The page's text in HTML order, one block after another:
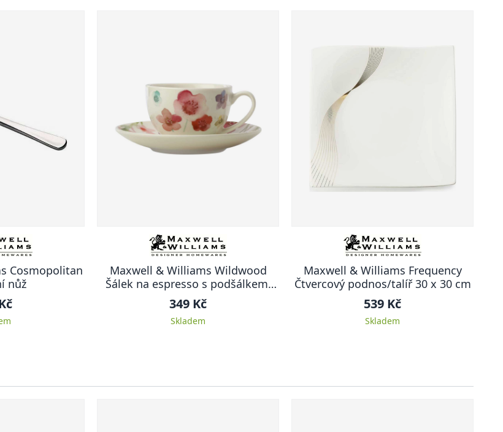
Cosmopolitan
nůž
Maxwell & Williams Wildwood
Šálek na espresso s podšálkem,
100 ml
349 Kč
Skladem
Maxwell & Williams Frequency
Čtvercový podnos/talíř 30 x 30 cm
539 Kč
Skladem